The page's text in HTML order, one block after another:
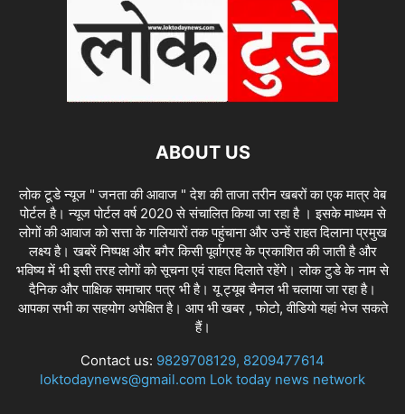
ABOUT US
लोक टूडे न्यूज " जनता की आवाज " देश की ताजा तरीन खबरों का एक मात्र वेब
पोर्टल है। न्यूज पोर्टल वर्ष 2020 से संचालित किया जा रहा है । इसके माध्यम से
लोगों की आवाज को सत्ता के गलियारों तक पहुंचाना और उन्हें राहत दिलाना प्रमुख
लक्ष्य है। खबरें निष्पक्ष और बगैर किसी पूर्वाग्रह के प्रकाशित की जाती है और
भविष्य में भी इसी तरह लोगों को सूचना एवं राहत दिलाते रहेंगे। लोक टुडे के नाम से
दैनिक और पाक्षिक समाचार पत्र भी है। यू ट्यूब चैनल भी चलाया जा रहा है।
आपका सभी का सहयोग अपेक्षित है। आप भी खबर , फोटो, वीडियो यहां भेज सकते
हैं।
Contact us: 9829708129, 8209477614
loktodaynews@gmail.com Lok today news network